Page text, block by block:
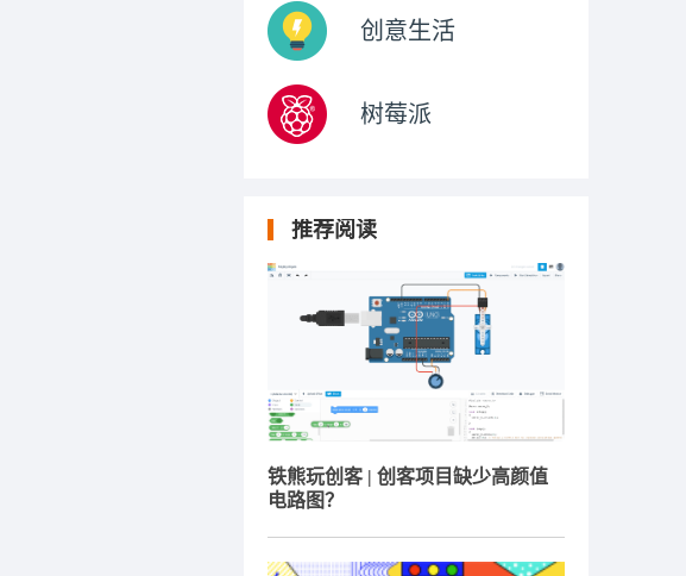
创意生活
树莓派
推荐阅读
铁熊玩创客 | 创客项目缺少高颜值
电路图？